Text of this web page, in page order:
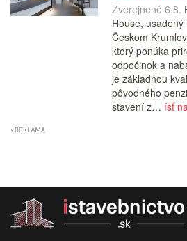
Zverejnené 6.8.
House,
Českom
ktorý ponúka
odpočinok a
je základnou
pôvodného
stavení z… ísť